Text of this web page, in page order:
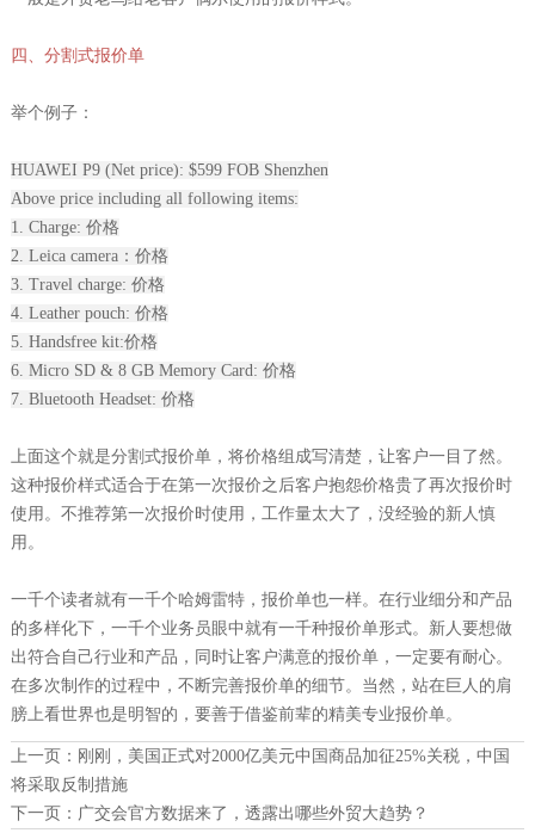
四、分割式报价单
举个例子：
HUAWEI P9 (Net price): $599 FOB Shenzhen
Above price including all following items:
1. Charge: 价格
2. Leica camera：价格
3. Travel charge: 价格
4. Leather pouch: 价格
5. Handsfree kit:价格
6. Micro SD & 8 GB Memory Card: 价格
7. Bluetooth Headset: 价格
上面这个就是分割式报价单，将价格组成写清楚，让客户一目了然。
这种报价样式适合于在第一次报价之后客户抱怨价格贵了再次报价时
使用。不推荐第一次报价时使用，工作量太大了，没经验的新人慎
用。
一千个读者就有一千个哈姆雷特，报价单也一样。在行业细分和产品
的多样化下，一千个业务员眼中就有一千种报价单形式。新人要想做
出符合自己行业和产品，同时让客户满意的报价单，一定要有耐心。
在多次制作的过程中，不断完善报价单的细节。当然，站在巨人的肩
膀上看世界也是明智的，要善于借鉴前辈的精美专业报价单。
上一页： 刚刚，美国正式对2000亿美元中国商品加征25%关税，中国
将采取反制措施
下一页： 广交会官方数据来了，透露出哪些外贸大趋势？